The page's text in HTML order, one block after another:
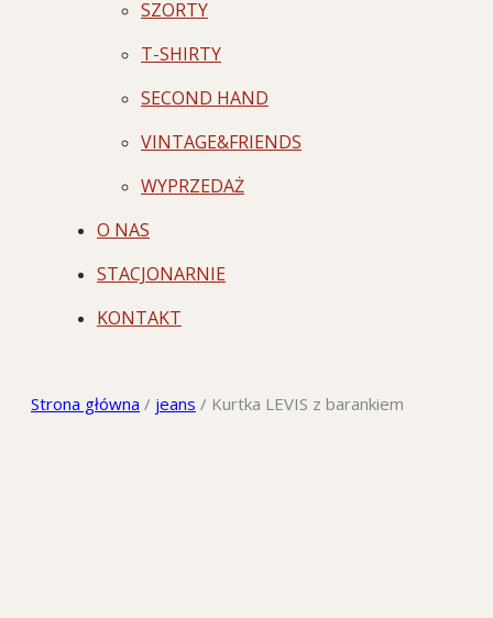
SZORTY
T-SHIRTY
SECOND HAND
VINTAGE&FRIENDS
WYPRZEDAŻ
O NAS
STACJONARNIE
KONTAKT
Strona główna / jeans / Kurtka LEVIS z barankiem